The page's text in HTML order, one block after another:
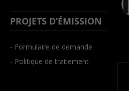
PROJETS D’ÉMISSION
- Formulaire de demande
- Politique de traitement